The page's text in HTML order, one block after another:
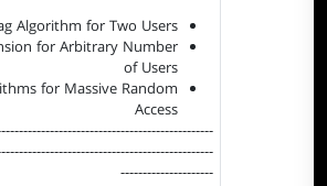
Algorithm for Two Users
for Arbitrary Number
of Users
for Massive Random
Access
---------------------